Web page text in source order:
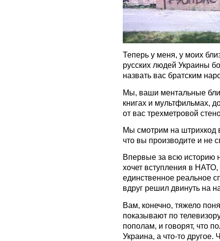
Теперь у меня, у моих
русских людей Украины
назвать вас братским
Мы, ваши ментальные
книгах и мультфильмах,
от вас трехметровой
Мы смотрим на штрихкод
что вы производите и не
Впервые за всю историю
хочет вступления в
единственное реальное
вдруг решил двинуть на
Вам, конечно, тяжело
показывают по
пополам, и говорят, что
Украина, а что-то другое.